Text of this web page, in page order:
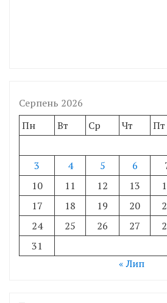
Серпень 2026
Пн
Вт Ср Чт Пт
3
4 5 6
10
11 12 13
17
18 19 20
24
25 26 27
31
« Лип